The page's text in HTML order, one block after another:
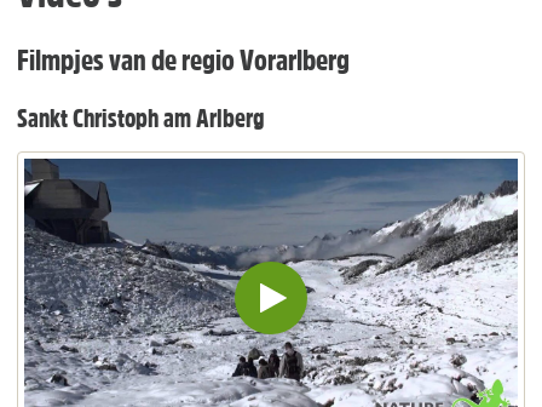
Filmpjes van de regio Vorarlberg
Sankt Christoph am Arlberg
Video
inladen
en
afspelen